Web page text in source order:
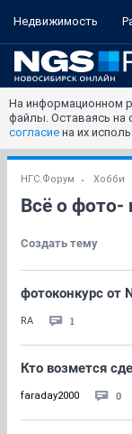
Недвижимость
На информационном
файлы. Оставаясь на
согласие на их
НГС.Форум Хобби
Всё о фото-
Создать тему
фотоконкурс от
RA 1
Кто возмется
faraday2000 0